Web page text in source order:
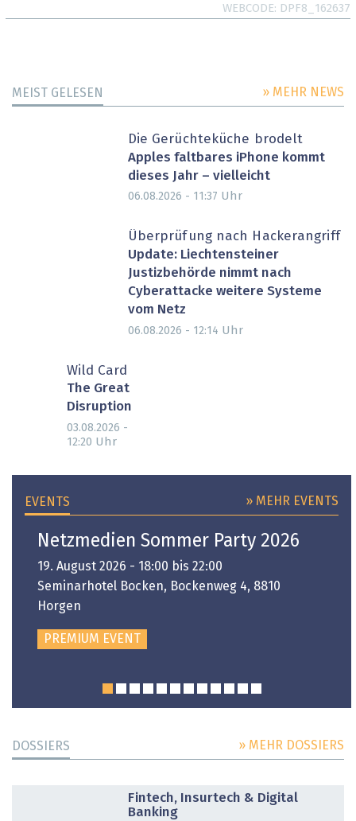
WEBCODE DPF8_162637
MEIST GELESEN » MEHR NEWS
Die Gerüchteküche brodelt
Apples faltbares iPhone kommt
dieses Jahr – vielleicht
06.08.2026 - 11:37 Uhr
Überprüfung nach Hackerangriff
Update: Liechtensteiner
Justizbehörde nimmt nach
Cyberattacke weitere Systeme
vom Netz
06.08.2026 - 12:14 Uhr
Wild Card
The Great
Disruption
03.08.2026 -
12:20 Uhr
EVENTS » MEHR EVENTS
Netzmedien Sommer Party 2026
19. August 2026 - 18:00 bis 22:00
Seminarhotel Bocken, Bockenweg 4, 8810
Horgen
PREMIUM EVENT
DOSSIERS » MEHR DOSSIERS
Fintech, Insurtech & Digital
Banking